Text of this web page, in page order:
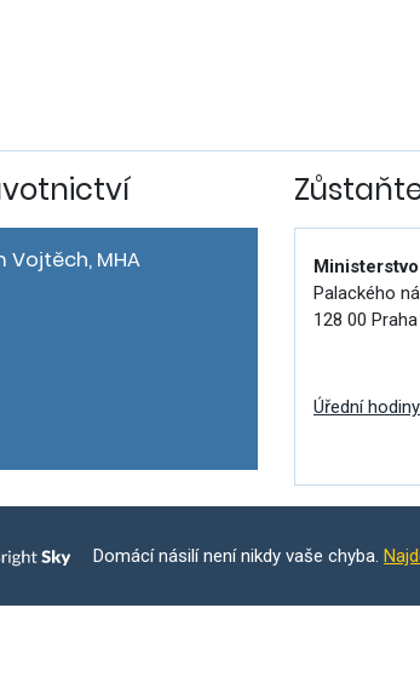
Vojtěch, MHA
Palackého
128 00
Úřední
Domácí násilí není nikdy vaše chyba.